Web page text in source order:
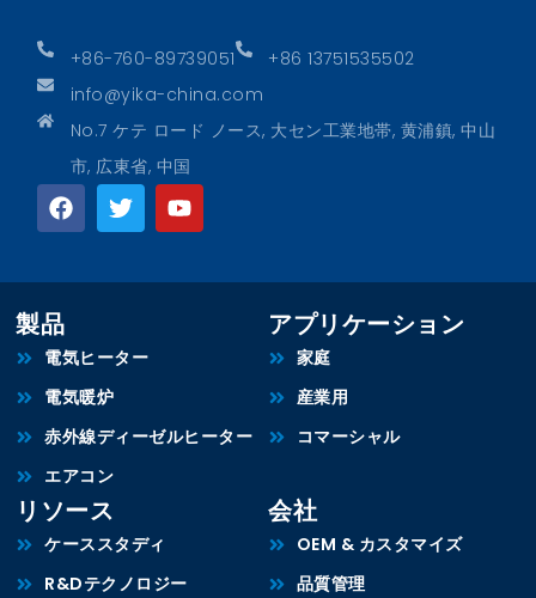
+86-760-89739051
+86 13751535502
info@yika-china.com
No.7 ケテ ロード ノース, 大セン工業地帯, 黄浦鎮, 中山
市, 広東省, 中国
製品
電気ヒーター
電気暖炉
赤外線ディーゼルヒーター
エアコン
アプリケーション
家庭
産業用
コマーシャル
リソース
ケーススタディ
R&Dテクノロジー
会社
OEM & カスタマイズ
品質管理